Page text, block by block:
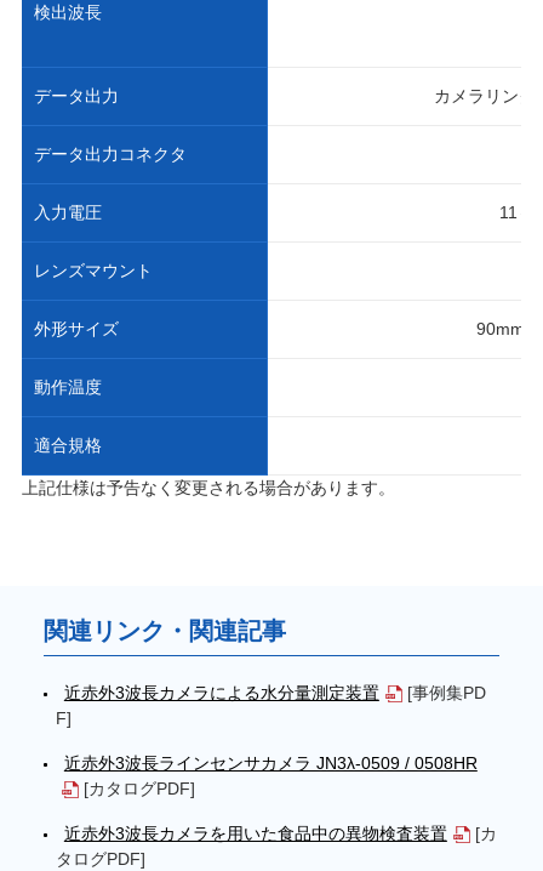
検出波長
データ出力 カメラリン
データ出力コネクタ
入力電圧 11～
レンズマウント
外形サイズ 90mm
動作温度
適合規格
上記仕様は予告なく変更される場合があります。
関連リンク・関連記事
近赤外3波長カメラによる水分量測定装置
[事例集PD
F]
近赤外3波長ラインセンサカメラ JN3λ-0509 / 0508HR
[カタログPDF]
近赤外3波長カメラを用いた食品中の異物検査装置
[カ
タログPDF]